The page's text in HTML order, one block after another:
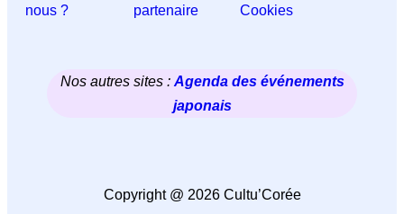
nous ?
partenaire
Cookies
Nos autres sites : Agenda des événements
japonais
Copyright @ 2026 Cultu’Corée